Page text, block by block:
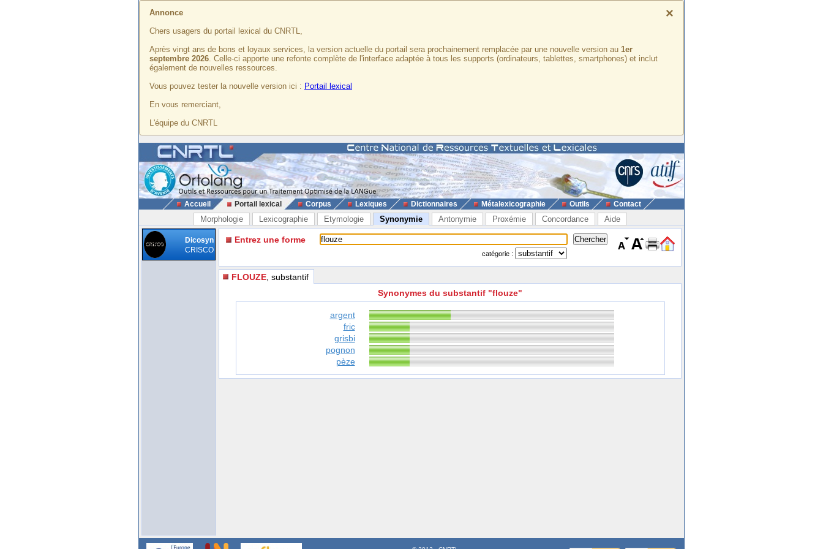
×
Annonce
Chers usagers du portail lexical du CNRTL,
Après vingt ans de bons et loyaux services, la version actuelle du portail sera prochainement remplacée par une nouvelle version au 1er
septembre 2026. Celle-ci apporte une refonte complète de l'interface adaptée à tous les supports (ordinateurs, tablettes, smartphones) et inclut
également de nouvelles ressources.
Vous pouvez tester la nouvelle version ici : Portail lexical
En vous remerciant,
L'équipe du CNRTL
Accueil Portail lexical Corpus Lexiques Dictionnaires Métalexicographie Outils Contact
Morphologie Lexicographie Etymologie Synonymie Antonymie Proxémie Concordance Aide
Dicosyn
CRISCO
Entrez une forme
catégorie :
FLOUZE , substantif
Synonymes du substantif "flouze"
argent
fric
grisbi
pognon
pèze